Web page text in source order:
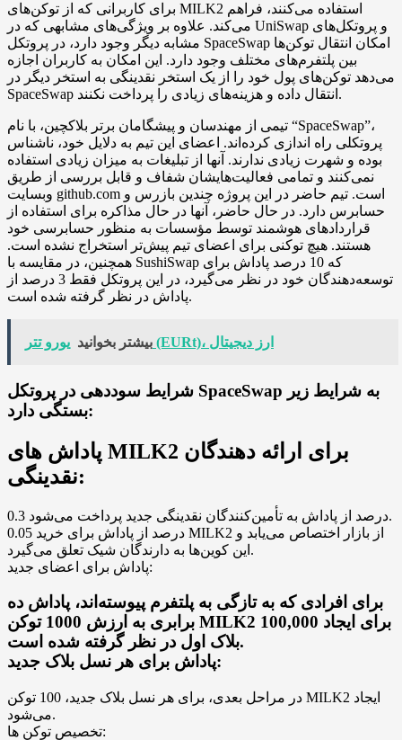
برای کاربرانی که از توکن‌های MILK2 استفاده می‌کنند، فراهم
می‌کند. علاوه بر ویژگی‌های مشابهی که در UniSwap و پروتکل‌های
مشابه دیگر وجود دارد، در پروتکل SpaceSwap امکان انتقال توکن‌ها
بین پلتفرم‌های مختلف وجود دارد. این امکان به کاربران اجازه
می‌دهد توکن‌های پول خود را از یک استخر نقدینگی به استخر دیگر در
SpaceSwap انتقال داده و هزینه‌های زیادی را پرداخت نکنند.
تیمی از مهندسان و پیشگامان برتر بلاکچین، با نام “SpaceSwap”،
پروتکلی راه اندازی کرده‌اند. اعضای این تیم به دلایل خود، ناشناس
بوده و شهرت زیادی ندارند. آنها از تبلیغات به میزان زیادی استفاده
نمی‌کنند و تمامی فعالیت‌هایشان شفاف و قابل بررسی از طریق
وبسایت github.com است. تیم حاضر در این پروژه چندین بازرس و
حسابرس دارد. در حال حاضر، آنها در حال مذاکره برای استفاده از
قراردادهای هوشمند توسط مؤسسات به منظور حسابرسی خود
هستند. هیچ توکنی برای اعضای تیم پیش‌تر استخراج نشده است.
همچنین، در مقایسه با SushiSwap که 10 درصد پاداش برای
توسعه‌دهندگان خود در نظر می‌گیرد، در این پروتکل فقط 3 درصد از
پاداش در نظر گرفته شده است.
بیشتر بخوانید یورو تتر (EURt)، ارز دیجیتال
شرایط سوددهی در پروتکل SpaceSwap به شرایط زیر
بستگی دارد:
پاداش های MILK2 برای ارائه دهندگان
نقدینگی:
0.3 درصد از پاداش به تأمین‌کنندگان نقدینگی جدید پرداخت می‌شود.
0.05 درصد از پاداش برای خرید MILK2 از بازار اختصاص می‌یابد و
این کوین‌ها به دارندگان شیک تعلق می‌گیرد.
پاداش برای اعضای جدید:
برای افرادی که به تازگی به پلتفرم پیوسته‌اند، پاداش ده
برابری به ارزش 1000 توکن MILK2 برای ایجاد 100,000
بلاک اول در نظر گرفته شده است.
پاداش برای هر نسل بلاک جدید:
در مراحل بعدی، برای هر نسل بلاک جدید، 100 توکن MILK2 ایجاد
می‌شود.
تخصیص توکن ها: